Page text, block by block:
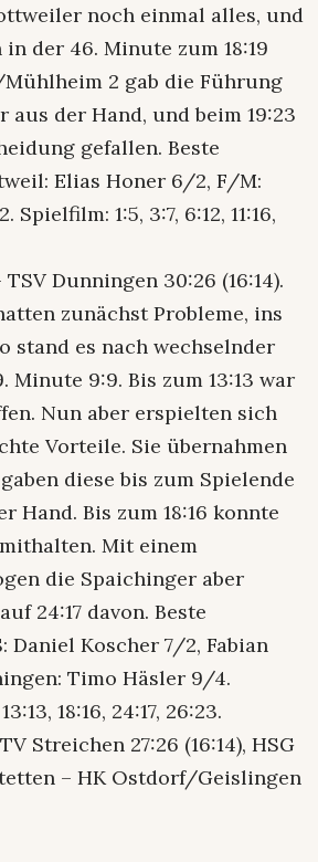
noch einmal alles, und
der 46. Minute zum 18:19
2 gab die Führung
aus der Hand, und beim 19:23
gefallen. Beste
Elias Honer 6/2, F/M:
1:5, 3:7, 6:12, 11:16,
Dunningen 30:26 (16:14).
zunächst Probleme, ins
stand es nach wechselnder
Minute 9:9. Bis zum 13:13 war
Nun aber erspielten sich
Vorteile. Sie übernahmen
diese bis zum Spielende
Hand. Bis zum 18:16 konnte
Mit einem
die Spaichinger aber
24:17 davon. Beste
Daniel Koscher 7/2, Fabian
Timo Häsler 9/4.
18:16, 24:17, 26:23.
Streichen 27:26 (16:14), HSG
– HK Ostdorf/Geislingen